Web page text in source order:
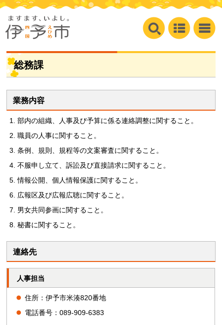
総務課
業務内容
部内の組織、人事及び予算に係る連絡調整に関すること。
職員の人事に関すること。
条例、規則、規程等の文案審査に関すること。
不服申し立て、訴訟及び直接請求に関すること。
情報公開、個人情報保護に関すること。
広報区及び広報広聴に関すること。
男女共同参画に関すること。
秘書に関すること。
連絡先
人事担当
住所：伊予市米湊820番地
電話番号：089-909-6383